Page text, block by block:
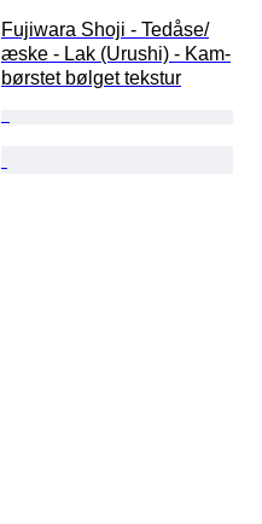
Fujiwara Shoji - Tedåse/
æske - Lak (Urushi) - Kam-
børstet bølget tekstur